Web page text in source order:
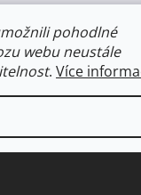
pohodlné
webu neustále
. Více